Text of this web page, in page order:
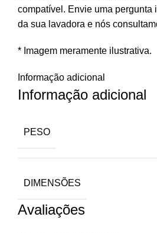
compatível. Envie uma pergunta
da sua lavadora e nós
* Imagem meramente ilustrativa.
Informação adicional
Informação adicional
PESO
DIMENSÕES
Avaliações